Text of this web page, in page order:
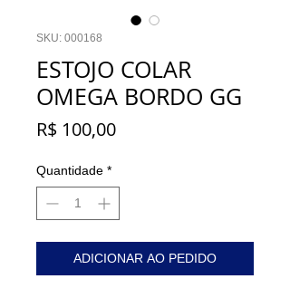
SKU: 000168
ESTOJO COLAR
OMEGA BORDO GG
R$ 100,00Preço
Quantidade *
ADICIONAR AO PEDIDO